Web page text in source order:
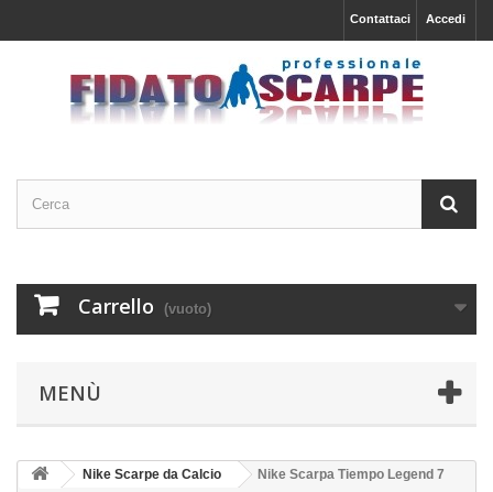
Accedi
Contattaci
Carrello (vuoto)
MENÙ
Nike Scarpe da Calcio
Nike Scarpa Tiempo Legend 7